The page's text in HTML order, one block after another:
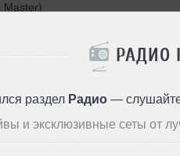
РАДИО
раздел Радио— слушайте
и эксклюзивные сеты от
Master)